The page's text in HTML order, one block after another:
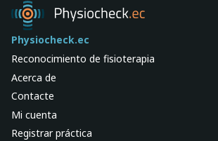
Physiocheck.ec
Reconocimiento de fisioterapia
Acerca de
Contacte
Mi cuenta
Registrar práctica